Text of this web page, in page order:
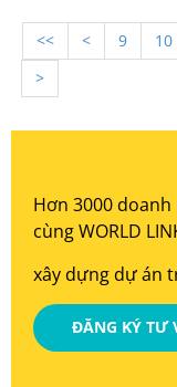
<< < 9 10
>
Hơn 3000
cùng WORLD
xây dựng dự án
ĐĂNG KÝ TƯ